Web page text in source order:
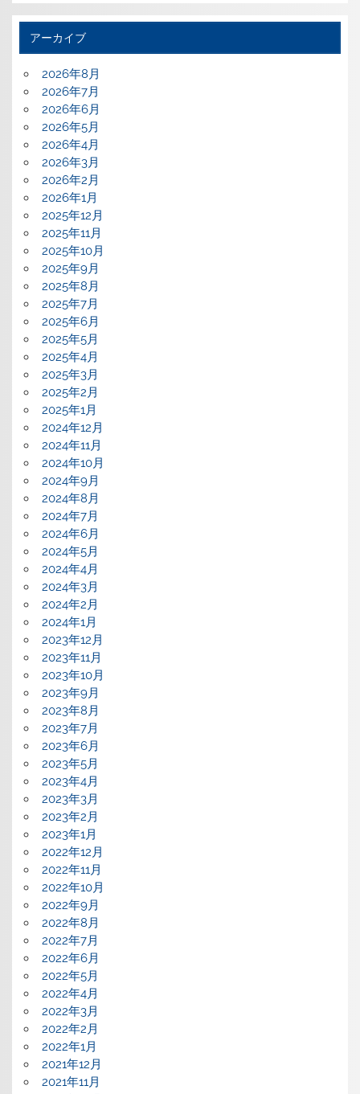
アーカイブ
2026年8月
2026年7月
2026年6月
2026年5月
2026年4月
2026年3月
2026年2月
2026年1月
2025年12月
2025年11月
2025年10月
2025年9月
2025年8月
2025年7月
2025年6月
2025年5月
2025年4月
2025年3月
2025年2月
2025年1月
2024年12月
2024年11月
2024年10月
2024年9月
2024年8月
2024年7月
2024年6月
2024年5月
2024年4月
2024年3月
2024年2月
2024年1月
2023年12月
2023年11月
2023年10月
2023年9月
2023年8月
2023年7月
2023年6月
2023年5月
2023年4月
2023年3月
2023年2月
2023年1月
2022年12月
2022年11月
2022年10月
2022年9月
2022年8月
2022年7月
2022年6月
2022年5月
2022年4月
2022年3月
2022年2月
2022年1月
2021年12月
2021年11月